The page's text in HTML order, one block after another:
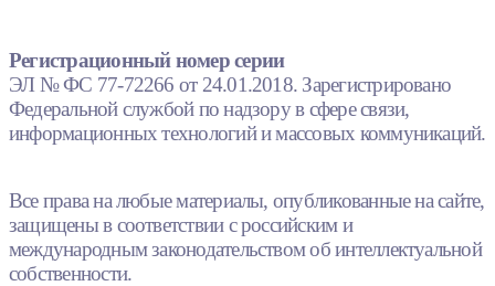
Регистрационный номер серии
ЭЛ № ФС 77-72266 от 24.01.2018. Зарегистрировано
Федеральной службой по надзору в сфере связи,
информационных технологий и массовых коммуникаций.
Все права на любые материалы, опубликованные на сайте,
защищены в соответствии с российским и
международным законодательством об интеллектуальной
собственности.